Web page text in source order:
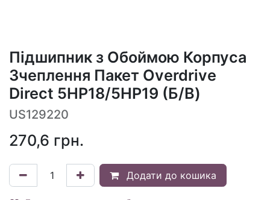
Підшипник з Обоймою Корпуса
Зчеплення Пакет Overdrive
Direct 5HP18/5HP19 (Б/В)
US129220
270,6 грн.
Додати до кошика